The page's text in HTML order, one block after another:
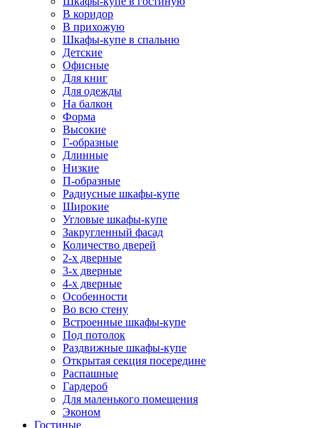
В коридор
В прихожую
Шкафы-купе в спальню
Детские
Офисные
Для книг
Для одежды
На балкон
Форма
Высокие
Г-образные
Длинные
Низкие
П-образные
Радиусные шкафы-купе
Широкие
Угловые шкафы-купе
Закругленный фасад
Количество дверей
2-х дверные
3-х дверные
4-х дверные
Особенности
Во всю стену
Встроенные шкафы-купе
Под потолок
Раздвижные шкафы-купе
Открытая секция посередине
Распашные
Гардероб
Для маленького помещения
Эконом
Гостиные